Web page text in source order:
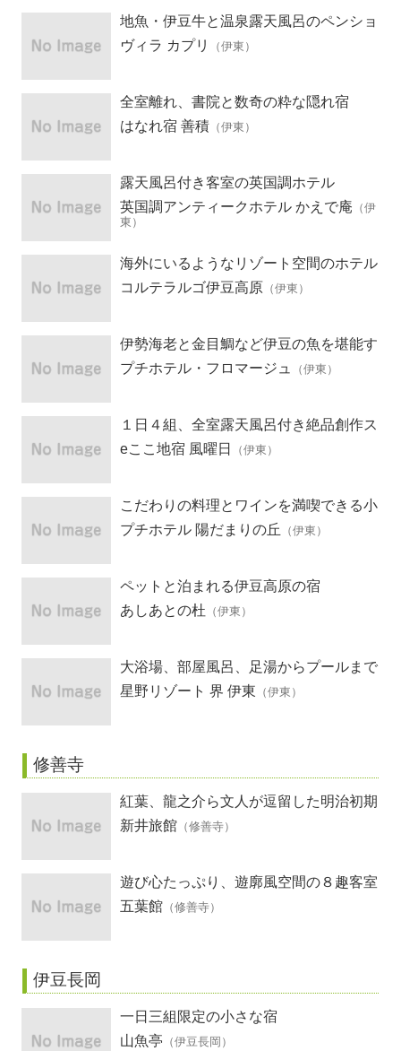
地魚・伊豆牛と温泉露天風呂のペンショ
ン
ヴィラ カプリ （伊東）
全室離れ、書院と数奇の粋な隠れ宿
はなれ宿 善積 （伊東）
露天風呂付き客室の英国調ホテル
英国調アンティークホテル かえで庵 （伊
東）
海外にいるようなリゾート空間のホテル
コルテラルゴ伊豆高原 （伊東）
伊勢海老と金目鯛など伊豆の魚を堪能す
る宿
プチホテル・フロマージュ （伊東）
１日４組、全室露天風呂付き絶品創作ス
ペイン料理の宿
eここ地宿 風曜日 （伊東）
こだわりの料理とワインを満喫できる小
さなホテル
プチホテル 陽だまりの丘 （伊東）
ペットと泊まれる伊豆高原の宿
あしあとの杜 （伊東）
大浴場、部屋風呂、足湯からプールまで
すべて源泉かけ流し
星野リゾート 界 伊東 （伊東）
修善寺
紅葉、龍之介ら文人が逗留した明治初期
創業の宿
新井旅館 （修善寺）
遊び心たっぷり、遊廓風空間の８趣客室
五葉館 （修善寺）
伊豆長岡
一日三組限定の小さな宿
山魚亭 （伊豆長岡）